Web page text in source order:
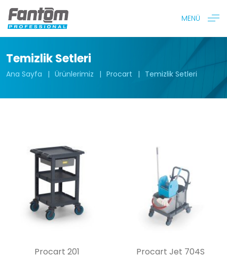
MENÜ
Temizlik Setleri
Ana Sayfa Ürünlerimiz Procart Temizlik Setleri
Procart 201 Procart Jet 704S